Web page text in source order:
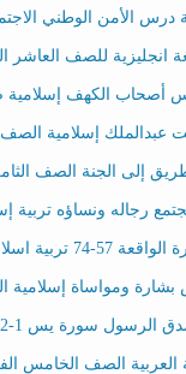
درس الأمن الوطني
انجليزية للصف العاشر
أصحاب الكهف
إسلامية الصف
إلى الجنة الصف
رجاله ونساؤه تربية
اسلامية الصف التاسع
ومواساة إسلامية
سورة يس 1-12 إسلامية ثامن
الصف الخامس الفصل